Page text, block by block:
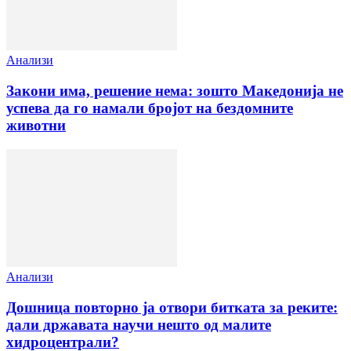
Анализи
Закони има, решение нема: зошто Македонија не
успева да го намали бројот на бездомните
животни
Анализи
Дошница повторно ја отвори битката за реките:
дали државата научи нешто од малите
хидроцентрали?